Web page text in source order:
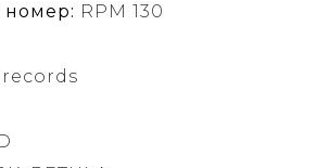
номер: RPM 130
records